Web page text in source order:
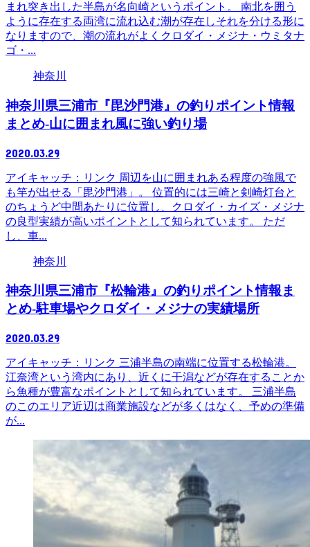
まれ突き出した半島が名向崎というポイント。 南北を囲う
ように存在する両湾に流れ込む潮が存在しそれを分ける形に
なりますので、潮の流れがよくクロダイ・メジナ・ウミタナ
ゴ・...
神奈川
神奈川県三浦市『毘沙門港』の釣りポイント情報
まとめ-山に囲まれ風に強い釣り場
2020.03.29
アイキャッチ：リンク 周辺を山に囲まれある程度の強風で
も竿が出せる「毘沙門港」。 位置的には三崎と剣崎灯台と
のちょうど中間あたりに位置し、クロダイ・カイズ・メジナ
の良型実績が高いポイントとして知られています。 ただ
し、車...
神奈川
神奈川県三浦市『松輪港』の釣りポイント情報ま
とめ-駐車場やクロダイ・メジナの実績場所
2020.03.29
アイキャッチ：リンク 三浦半島の南端に位置する松輪港。
江奈湾という湾内にあり、近くに干潟などが存在することか
ら魚種が豊富なポイントとして知られています。 三浦半島
のこのエリア近辺は商業施設などが多くはなく、予めの準備
が...